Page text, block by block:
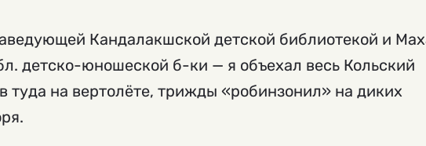
Кандалакшской детской библиотекой и
детско-юношеской б-ки — я объехал весь Кольский
туда на вертолёте, трижды «робинзонил» на диких